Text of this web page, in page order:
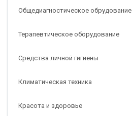
Общедиагностическое обрудование
Терапевтическое оборудование
Средства личной гигиены
Климатическая техника
Красота и здоровье